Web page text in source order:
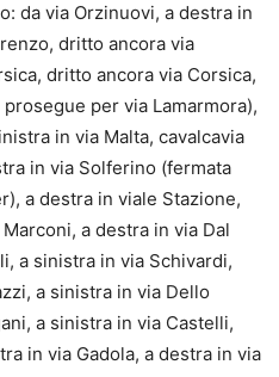
da via Orzinuovi, a destra in
dritto ancora via
dritto ancora via Corsica,
per via Lamarmora),
in via Malta, cavalcavia
in via Solferino (fermata
a destra in viale Stazione,
a destra in via Dal
a sinistra in via Schivardi,
a sinistra in via Dello
a sinistra in via Castelli,
in via Gadola, a destra in via